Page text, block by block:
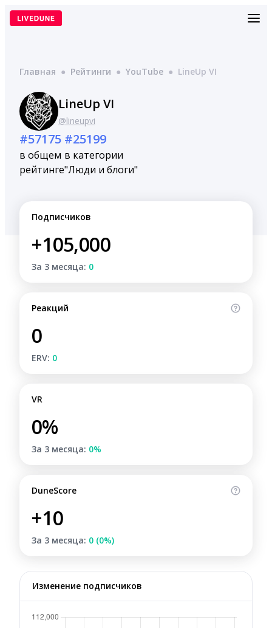
Перейти
Главная ● Рейтинги ● YouTube ● LineUp VI
LineUp VI
@lineupvi
#57175
в общем
рейтинге
#25199
в категории
"Люди и блоги"
Подписчиков
+105,000
За 3 месяца: 0
Реакций
0
ERV: 0
VR
0%
За 3 месяца: 0%
DuneScore
+10
За 3 месяца: 0 (0%)
Изменение подписчиков